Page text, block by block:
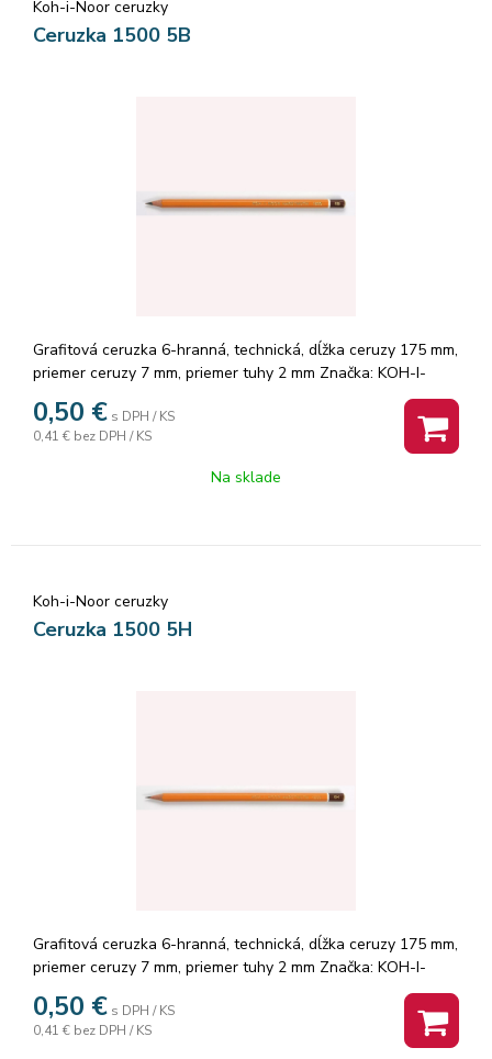
Koh-i-Noor ceruzky
Ceruzka 1500 5B
Grafitová ceruzka 6-hranná, technická, dĺžka ceruzy 175 mm,
priemer ceruzy 7 mm, priemer tuhy 2 mm Značka: KOH-I-
0,50 € s DPH / KS
0,41 € bez DPH / KS
Na sklade
Koh-i-Noor ceruzky
Ceruzka 1500 5H
Grafitová ceruzka 6-hranná, technická, dĺžka ceruzy 175 mm,
priemer ceruzy 7 mm, priemer tuhy 2 mm Značka: KOH-I-
0,50 € s DPH / KS
0,41 € bez DPH / KS